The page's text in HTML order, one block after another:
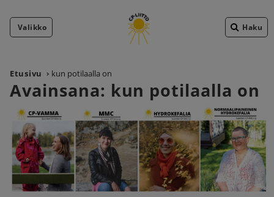
Valikko Haku
Etusivu kun potilaalla on
Avainsana: kun potilaalla on